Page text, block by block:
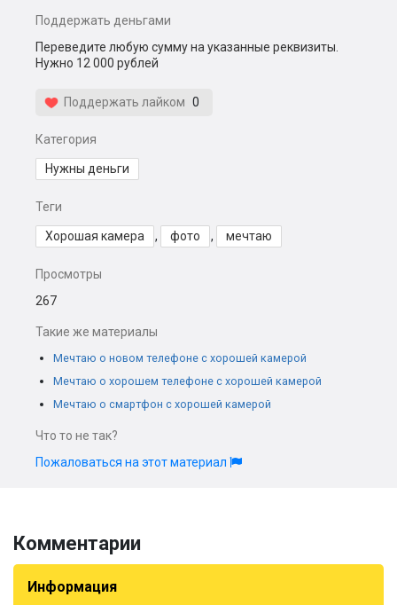
Поддержать деньгами
Переведите любую сумму на указанные реквизиты.
Нужно 12 000 рублей
Поддержать лайком 0
Категория
Нужны деньги
Теги
Хорошая камера , фото , мечтаю
Просмотры
267
Такие же материалы
Мечтаю о новом телефоне с хорошей камерой
Мечтаю о хорошем телефоне с хорошей камерой
Мечтаю о смартфон с хорошей камерой
Что то не так?
Пожаловаться на этот материал
Комментарии
Информация